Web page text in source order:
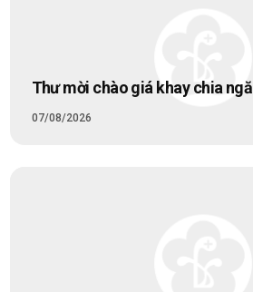
Thư mời chào giá khay chia
07/08/2026